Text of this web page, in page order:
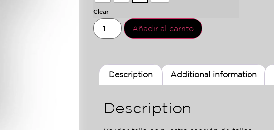
Clear
Añadir al carrito
Description Additional information
Description